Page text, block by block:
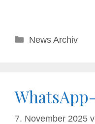
News Archiv
7. November 2025